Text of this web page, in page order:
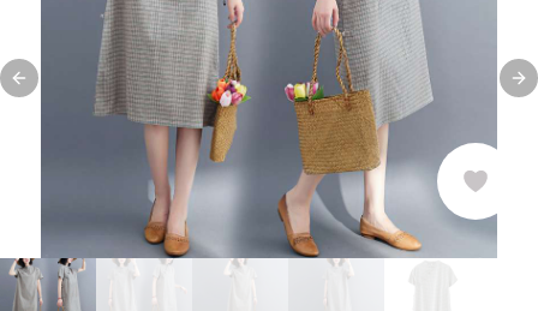
Previous slide